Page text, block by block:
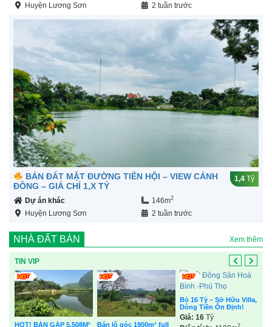
Huyện Lương Sơn 2 tuần trước
BÁN ĐẤT MẶT ĐƯỜNG TIÊN HỘI – VIEW CÁNH
ĐỒNG – GIÁ CHỈ 1,X TỶ
1,4 Tỷ
Dự án khác 146m2
Huyện Lương Sơn 2 tuần trước
NHÀ ĐẤT BÁN Xem thêm
TIN VIP
HOT! BÁN GẤP 5.508M²
Bán lô góc 1900m² full
Bỏ 16 Tỷ – Sở Hữu Villa,
Dòng Tiền Ổn Định!
Giá: 16Tỷ